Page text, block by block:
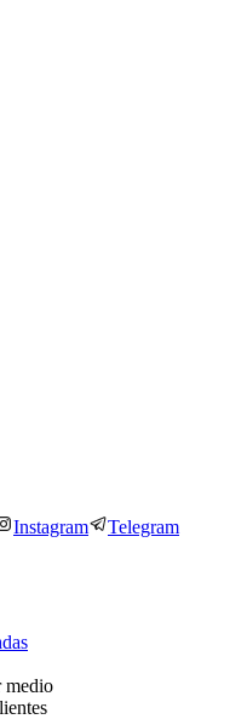
Instagram Telegram
medio